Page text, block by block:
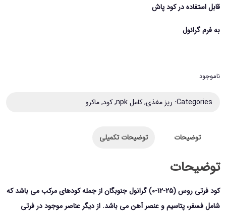
قابل استفاده در کود پاش
به فرم گرانول
ناموجود
Categories: ریز مغذی,کامل npk ,کود,ماکرو
توضیحات توضیحات تکمیلی
توضیحات
کود فرتی روس (۲۵-۱۲-۰) گرانول جنوبگان از جمله کودهای مرکب می باشد که
شامل فسفر، پتاسیم و عنصر آهن می باشد. از دیگر عناصر موجود در فرتی